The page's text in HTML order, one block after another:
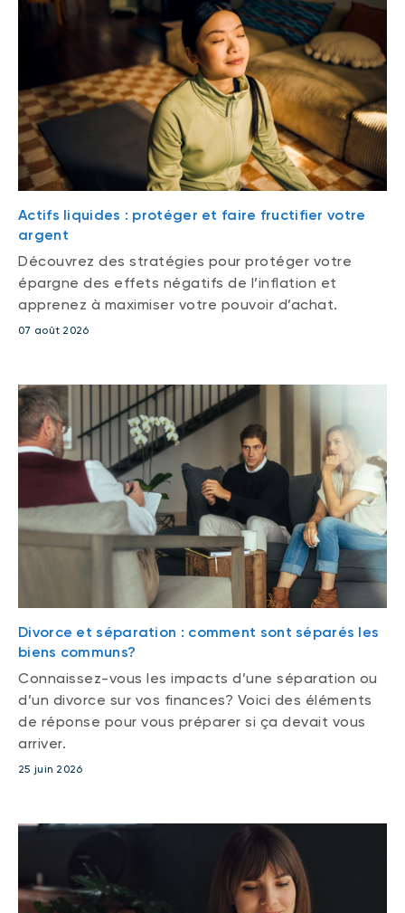
Actifs liquides : protéger et faire fructifier votre
argent
Découvrez des stratégies pour protéger votre
épargne des effets négatifs de l’inflation et
apprenez à maximiser votre pouvoir d’achat.
07 août 2026
Divorce et séparation : comment sont séparés les
biens communs?
Connaissez-vous les impacts d’une séparation ou
d’un divorce sur vos finances? Voici des éléments
de réponse pour vous préparer si ça devait vous
arriver.
25 juin 2026